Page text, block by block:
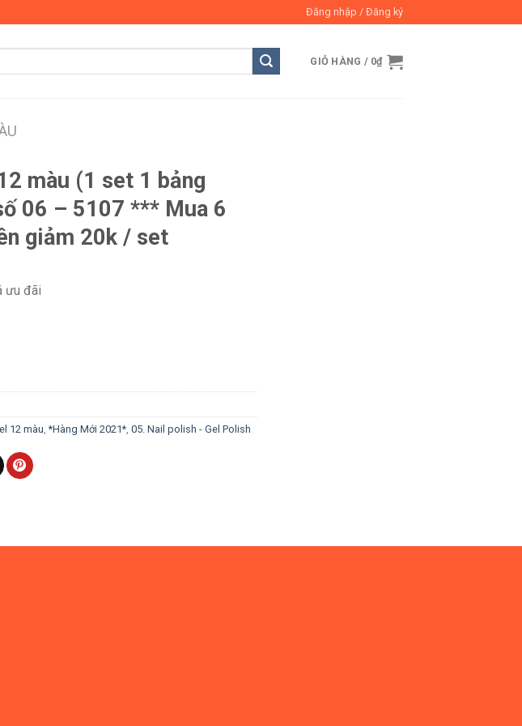
Đăng nhập / Đăng ký
GIỎ HÀNG / 0₫
màu (1 set 1 bảng
06 – 5107 *** Mua 6
giảm 20k / set
ưu đãi
12 màu,*Hàng Mới 2021*, 05. Nail polish - Gel Polish